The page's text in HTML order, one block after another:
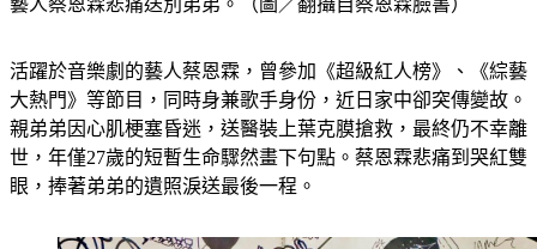
大熱門》等節目，同時身兼歌手身份，近日家中卻突傳變故。
親弟弟因心肌梗塞昏迷，送醫裝上葉克膜搶救，最終仍不幸離
世，年僅27歲的短暫生命驟然畫下句點。蔡恩霖悲痛到哭紅雙
眼，捧著弟弟的遺照淚送最後一程。